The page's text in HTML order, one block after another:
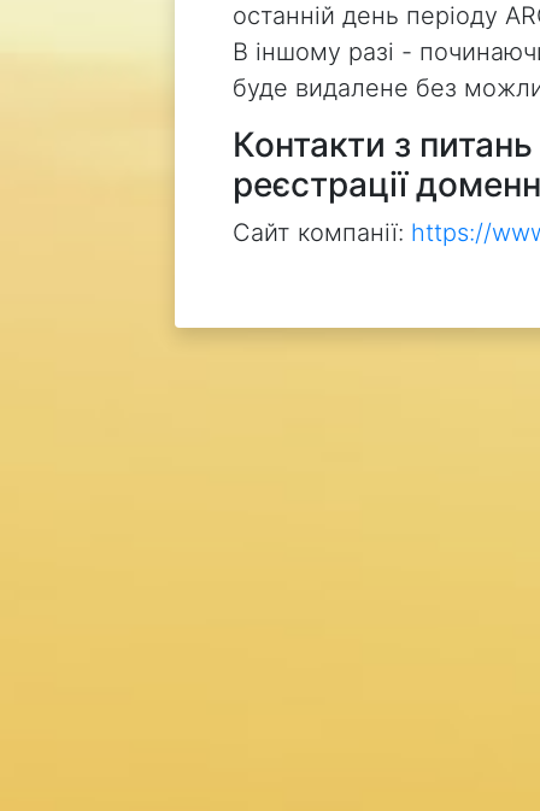
останній день періоду
В іншому разі -
буде видалене без
Контакти з
реєстрації
Сайт компанії: https://